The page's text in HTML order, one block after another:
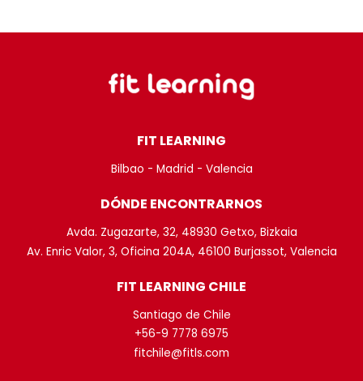
FIT LEARNING
Bilbao - Madrid - Valencia
DÓNDE ENCONTRARNOS
Avda. Zugazarte, 32, 48930 Getxo, Bizkaia
Av. Enric Valor, 3, Oficina 204A, 46100 Burjassot, Valencia
FIT LEARNING CHILE
Santiago de Chile
+56-9 7778 6975
fitchile@fitls.com